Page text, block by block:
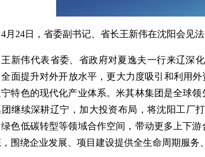
24日，省委副书记、省长王新伟在沈阳会见法
伟代表省委、省政府对夏逸夫一行来辽深化
面提升对外开放水平，更大力度吸引和利用
特色的现代化产业体系。米其林集团是全球
继续深耕辽宁，加大投资布局，将沈阳工厂
色低碳转型等领域合作空间，带动更多上下
围绕企业发展、项目建设提供全生命周期服务